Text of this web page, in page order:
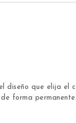
que elija el
forma